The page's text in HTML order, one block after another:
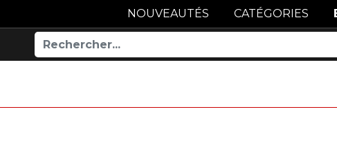
NOUVEAUTÉS CATÉGORIES